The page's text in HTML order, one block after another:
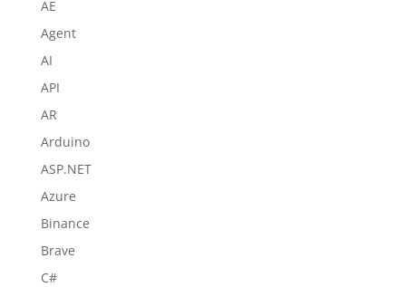
AE
Agent
AI
API
AR
Arduino
ASP.NET
Azure
Binance
Brave
C#